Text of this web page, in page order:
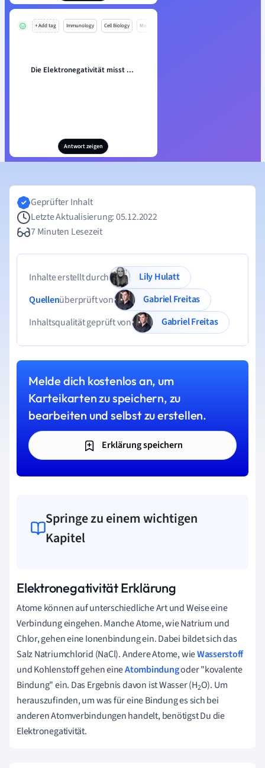
+ Add tag Immunology Cell Biology Mo
Die Elektronegativität misst ...
Antwort zeigen
Geprüfter Inhalt
Letzte Aktualisierung: 05.12.2022
7 Minuten Lesezeit
Inhalte erstellt durch
Lily Hulatt
Quellenüberprüft von
Gabriel Freitas
Inhaltsqualität geprüft von
Gabriel Freitas
Melde dich kostenlos an, um
Karteikarten zu speichern, zu
bearbeiten und selbst zu erstellen.
Erklärung speichern
Springe zu einem wichtigen
Kapitel
Elektronegativität Erklärung
Atome können auf unterschiedliche Art und Weise eine
Verbindung eingehen. Manche Atome, wie Natrium und
Chlor, gehen eine Ionenbindung ein. Dabei bildet sich das
Salz Natriumchlorid (NaCl). Andere Atome, wieWasserstoff
und Kohlenstoff gehen eineAtombindungoder "kovalente
Bindung" ein. Das Ergebnis davon ist Wasser (H2O). Um
herauszufinden, um was für eine Bindung es sich bei
anderen Atomverbindungen handelt, benötigst Du die
Elektronegativität.